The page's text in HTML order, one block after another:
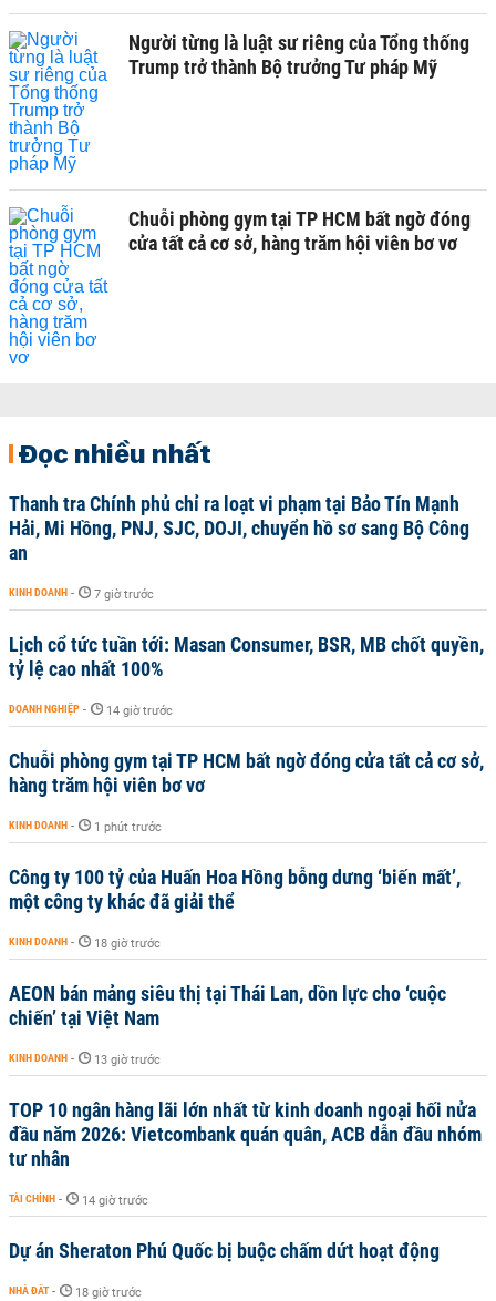
Người từng là luật sư riêng của Tổng thống
Trump trở thành Bộ trưởng Tư pháp Mỹ
Chuỗi phòng gym tại TP HCM bất ngờ đóng
cửa tất cả cơ sở, hàng trăm hội viên bơ vơ
Đọc nhiều nhất
Thanh tra Chính phủ chỉ ra loạt vi phạm tại Bảo Tín Mạnh
Hải, Mi Hồng, PNJ, SJC, DOJI, chuyển hồ sơ sang Bộ Công
an
KINH DOANH - 7 giờ trước
Lịch cổ tức tuần tới: Masan Consumer, BSR, MB chốt quyền,
tỷ lệ cao nhất 100%
DOANH NGHIỆP - 14 giờ trước
Chuỗi phòng gym tại TP HCM bất ngờ đóng cửa tất cả cơ sở,
hàng trăm hội viên bơ vơ
KINH DOANH - 1 phút trước
Công ty 100 tỷ của Huấn Hoa Hồng bỗng dưng ‘biến mất’,
một công ty khác đã giải thể
KINH DOANH - 18 giờ trước
AEON bán mảng siêu thị tại Thái Lan, dồn lực cho ‘cuộc
chiến’ tại Việt Nam
KINH DOANH - 13 giờ trước
TOP 10 ngân hàng lãi lớn nhất từ kinh doanh ngoại hối nửa
đầu năm 2026: Vietcombank quán quân, ACB dẫn đầu nhóm
tư nhân
TÀI CHÍNH - 14 giờ trước
Dự án Sheraton Phú Quốc bị buộc chấm dứt hoạt động
NHÀ ĐẤT - 18 giờ trước